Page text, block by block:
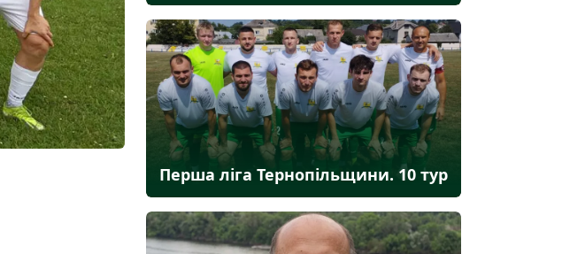
Перша ліга Тернопільщини. 10 тур